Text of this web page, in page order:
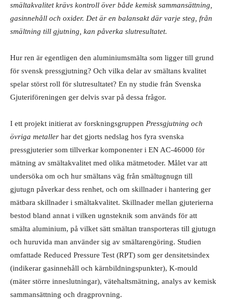
smältakvalitet krävs kontroll över både kemisk sammansättning,
gasinnehåll och oxider. Det är en balansakt där varje steg, från
smältning till gjutning, kan påverka slutresultatet.
Hur ren är egentligen den aluminiumsmälta som ligger till grund
för svensk pressgjutning? Och vilka delar av smältans kvalitet
spelar störst roll för slutresultatet? En ny studie från Svenska
Gjuteriföreningen ger delvis svar på dessa frågor.
I ett projekt initierat av forskningsgruppen Pressgjutning och
övriga metaller har det gjorts nedslag hos fyra svenska
pressgjuterier som tillverkar komponenter i EN AC-46000 för
mätning av smältakvalitet med olika mätmetoder. Målet var att
undersöka om och hur smältans väg från smältugnugn till
gjutugn påverkar dess renhet, och om skillnader i hantering ger
mätbara skillnader i smältakvalitet. Skillnader mellan gjuterierna
bestod bland annat i vilken ugnsteknik som används för att
smälta aluminium, på vilket sätt smältan transporteras till gjutugn
och huruvida man använder sig av smältarengöring. Studien
omfattade Reduced Pressure Test (RPT) som ger densitetsindex
(indikerar gasinnehåll och kärnbildningspunkter), K-mould
(mäter större inneslutningar), vätehaltsmätning, analys av kemisk
sammansättning och dragprovning.